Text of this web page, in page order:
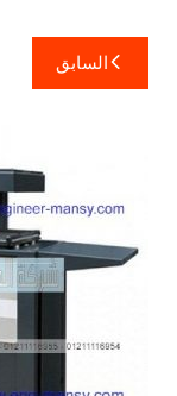
تصفّح
المقالات
السابق